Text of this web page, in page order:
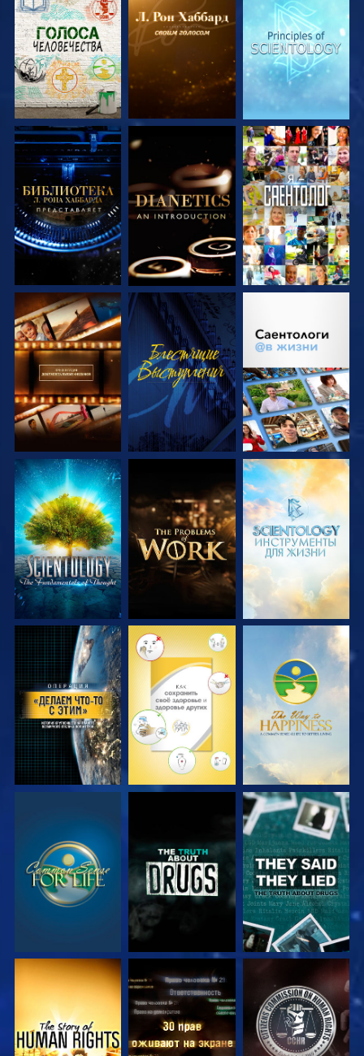
СМОТРЕТЬ
ПЕРЕДАЧИ
СМОТРЕТЬ
ПЕРЕДАЧИ
СМОТРЕТЬ
ПЕРЕДАЧИ
СМОТРЕТЬ
ПЕРЕДАЧИ
СМОТРЕТЬ
ПЕРЕДАЧИ
СМОТРЕТЬ
СМОТРЕТЬ
ПЕРЕДАЧИ
СМОТРЕТЬ
СМОТРЕТЬ
СМОТРЕТЬ
ПЕРЕДАЧИ
СМОТРЕТЬ
ПЕРЕДАЧИ
СМОТРЕТЬ
ПЕРЕДАЧИ
СМОТРЕТЬ СМОТРЕТЬ СМОТРЕТЬ
СМОТРЕТЬ СМОТРЕТЬ СМОТРЕТЬ
СМОТРЕТЬ СМОТРЕТЬ СМОТРЕТЬ